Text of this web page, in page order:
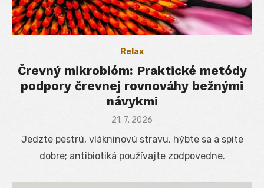
Relax
Črevný mikrobióm: Praktické metódy
podpory črevnej rovnováhy bežnými
návykmi
Posted
21. 7. 2026
Jedzte pestrú, vlákninovú stravu, hýbte sa a spite
dobre; antibiotiká používajte zodpovedne.